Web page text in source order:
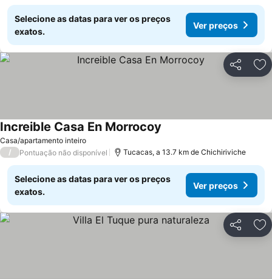
Selecione as datas para ver os preços
exatos.
Ver preços
Partilhar
Casa/apartamento inteiro
Increible Casa En Morrocoy
/ Pontuação não disponível Tucacas, a 13.7 km de Chichiriviche
Selecione as datas para ver os preços
exatos.
Ver preços
Partilhar